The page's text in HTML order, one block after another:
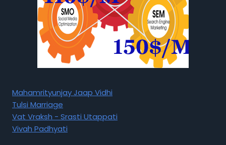
Mahamrityunjay Jaap Vidhi
Tulsi Marriage
Vat Vraksh - Srasti Utappati
Vivah Padhyati